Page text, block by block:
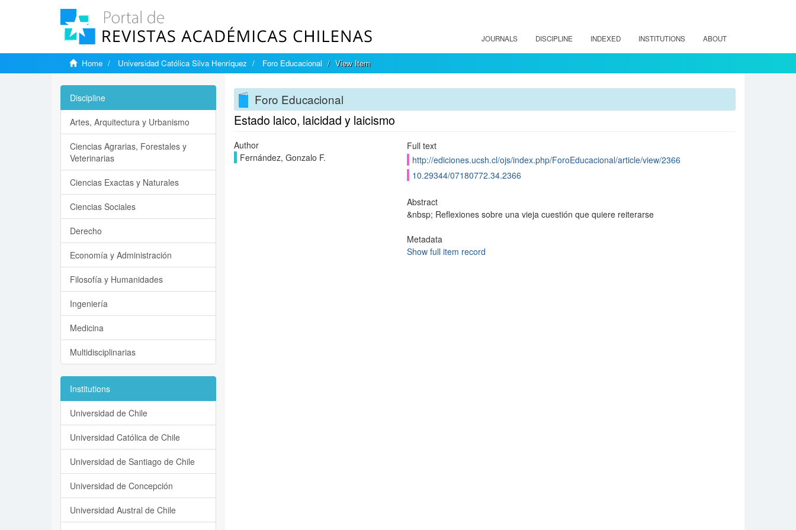
JOURNALS DISCIPLINE INDEXED INSTITUTIONS ABOUT
Home Universidad Católica Silva Henríquez Foro Educacional View Item
Foro Educacional
Estado laico, laicidad y laicismo
Author
Fernández, Gonzalo F.
Full text
http://ediciones.ucsh.cl/ojs/index.php/ForoEducacional/article/view/2366
10.29344/07180772.34.2366
Abstract
&nbsp; Reflexiones sobre una vieja cuestión que quiere reiterarse
Metadata
Show full item record
Discipline
Artes, Arquitectura y Urbanismo
Ciencias Agrarias, Forestales y
Veterinarias
Ciencias Exactas y Naturales
Ciencias Sociales
Derecho
Economía y Administración
Filosofía y Humanidades
Ingeniería
Medicina
Multidisciplinarias
Institutions
Universidad de Chile
Universidad Católica de Chile
Universidad de Santiago de Chile
Universidad de Concepción
Universidad Austral de Chile